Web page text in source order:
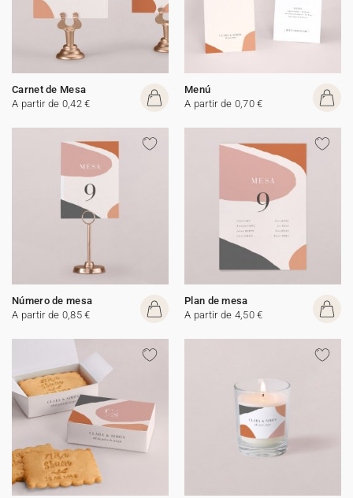
Carnet de Mesa
A partir de 0,42 €
Menú
A partir de 0,70 €
Número de mesa
A partir de 0,85 €
Plan de mesa
A partir de 4,50 €